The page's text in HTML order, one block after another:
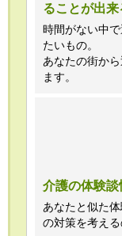
ることが出来
時間がない中
たいもの。
あなたの街か
ます。
介護の体験談
あなたと似た
の対策を考える